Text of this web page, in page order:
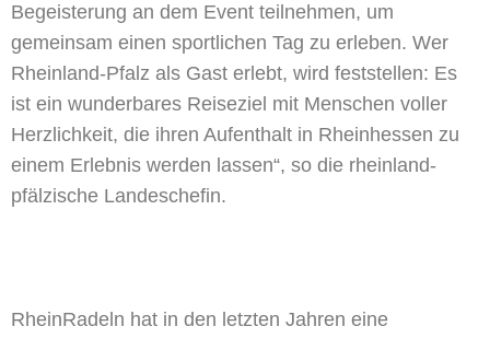
Begeisterung an dem Event teilnehmen, um
gemeinsam einen sportlichen Tag zu erleben. Wer
Rheinland-Pfalz als Gast erlebt, wird feststellen: Es
ist ein wunderbares Reiseziel mit Menschen voller
Herzlichkeit, die ihren Aufenthalt in Rheinhessen zu
einem Erlebnis werden lassen“, so die rheinland-
pfälzische Landeschefin.
RheinRadeln hat in den letzten Jahren eine